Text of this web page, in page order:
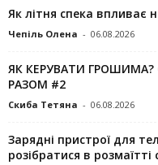
Як літня спека впливає
Чепіль Олена - 06.08.2026
ЯК КЕРУВАТИ ГРОШИМА?
РАЗОМ #2
Скиба Тетяна - 06.08.2026
Зарядні пристрої для
розібратися в